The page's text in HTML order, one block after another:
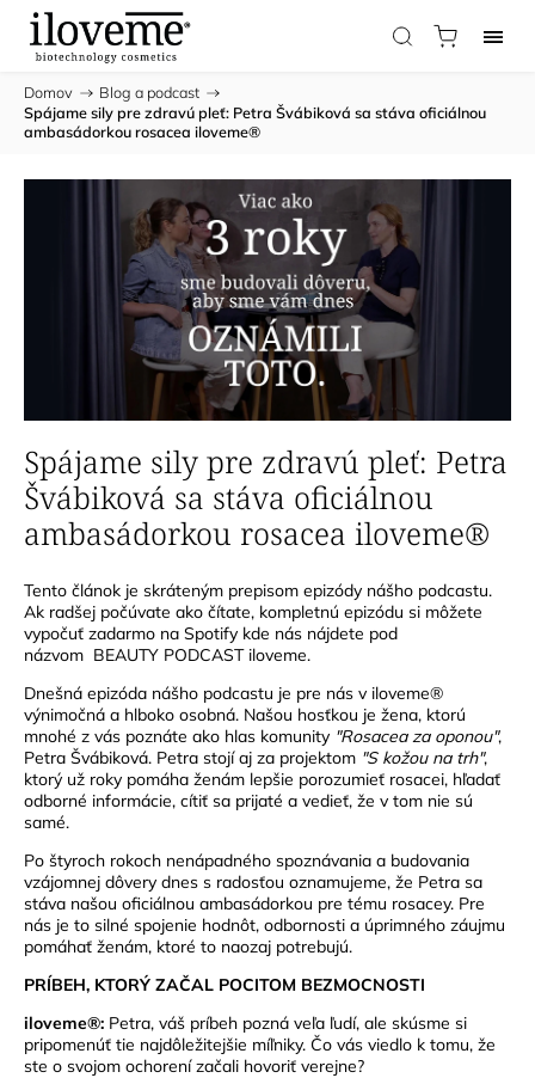
Domov / Blog a podcast /
Spájame sily pre zdravú pleť: Petra Švábiková sa stáva oficiálnou
ambasádorkou rosacea iloveme®
Spájame sily pre zdravú pleť: Petra
Švábiková sa stáva oficiálnou
ambasádorkou rosacea iloveme®
Tento článok je skráteným prepisom epizódy nášho podcastu.
Ak radšej počúvate ako čítate, kompletnú epizódu si môžete
vypočuť zadarmo na Spotify kde nás nájdete pod
názvom BEAUTY PODCAST iloveme.
Dnešná epizóda nášho podcastu je pre nás v iloveme®
výnimočná a hlboko osobná. Našou hosťkou je žena, ktorú
mnohé z vás poznáte ako hlas komunity "Rosacea za oponou",
Petra Švábiková. Petra stojí aj za projektom "S kožou na trh",
ktorý už roky pomáha ženám lepšie porozumieť rosacei, hľadať
odborné informácie, cítiť sa prijaté a vedieť, že v tom nie sú
samé.
Po štyroch rokoch nenápadného spoznávania a budovania
vzájomnej dôvery dnes s radosťou oznamujeme, že Petra sa
stáva našou oficiálnou ambasádorkou pre tému rosacey. Pre
nás je to silné spojenie hodnôt, odbornosti a úprimného záujmu
pomáhať ženám, ktoré to naozaj potrebujú.
PRÍBEH, KTORÝ ZAČAL POCITOM BEZMOCNOSTI
iloveme®: Petra, váš príbeh pozná veľa ľudí, ale skúsme si
pripomenúť tie najdôležitejšie míľniky. Čo vás viedlo k tomu, že
ste o svojom ochorení začali hovoriť verejne?